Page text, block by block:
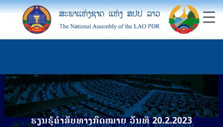
ຮຽນຮູ້ຄຳສັບທາງກົດໝາຍ ວັນທີ 20.2.2023